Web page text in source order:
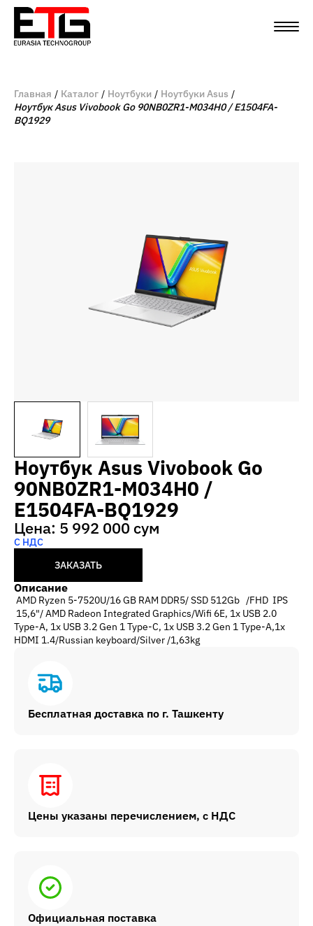
Главная Каталог Ноутбуки
Ноутбуки Asus
Ноутбук Asus Vivobook Go 90NB0ZR1-M034H0 / E1504FA-
BQ1929
Ноутбук Asus Vivobook Go
90NB0ZR1-M034H0 /
E1504FA-BQ1929
Цена: 5 992 000 сум
С НДС
ЗАКАЗАТЬ
Описание
AMD Ryzen 5-7520U/16 GB RAM DDR5/ SSD 512Gb /FHD IPS
15,6"/ AMD Radeon Integrated Graphics/Wifi 6E, 1x USB 2.0
Type-A, 1x USB 3.2 Gen 1 Type-C, 1x USB 3.2 Gen 1 Type-A,1x
HDMI 1.4/Russian keyboard/Silver /1,63kg
Бесплатная доставка по г. Ташкенту
Цены указаны перечислением, с НДС
Официальная поставка